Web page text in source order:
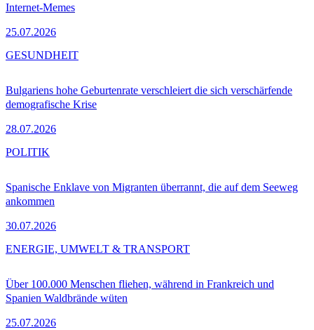
Internet-Memes
25.07.2026
Bulgariens hohe Geburtenrate verschleiert die sich verschärfende
demografische Krise
28.07.2026
GESUNDHEIT
Spanische Enklave von Migranten überrannt, die auf dem Seeweg
ankommen
30.07.2026
POLITIK
Über 100.000 Menschen fliehen, während in Frankreich und
Spanien Waldbrände wüten
25.07.2026
ENERGIE, UMWELT & TRANSPORT